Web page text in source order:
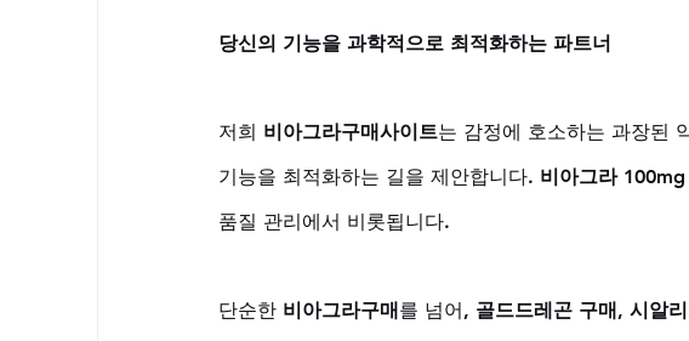
당신의 기능을 과학적으로 최적화하는 파트너
저희 비아그라구매사이트는 감정에 호소하는 과장된
기능을 최적화하는 길을 제안합니다. 비아그라 100mg
품질 관리에서 비롯됩니다.
단순한 비아그라구매를 넘어, 골드드레곤 구매, 시알